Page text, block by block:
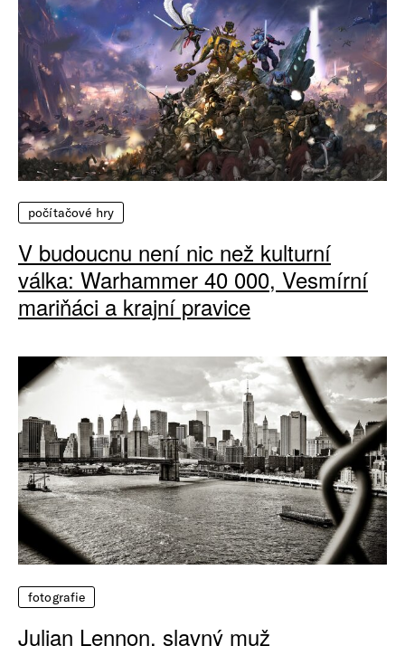
počítačové hry
V budoucnu není nic než kulturní
válka: Warhammer 40 000, Vesmírní
mariňáci a krajní pravice
fotografie
Julian Lennon, slavný muž